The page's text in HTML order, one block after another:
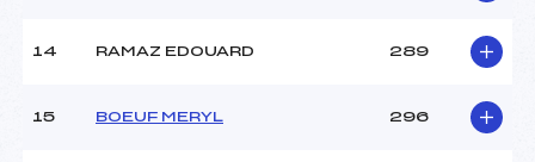
14 RAMAZ EDOUARD 289
15 BOEUF MERYL 296